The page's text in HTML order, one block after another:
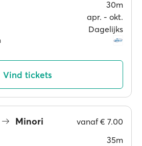
30m
apr. ‐ okt.
Dagelijks
Vind tickets
Minori vanaf€ 7.00
35m